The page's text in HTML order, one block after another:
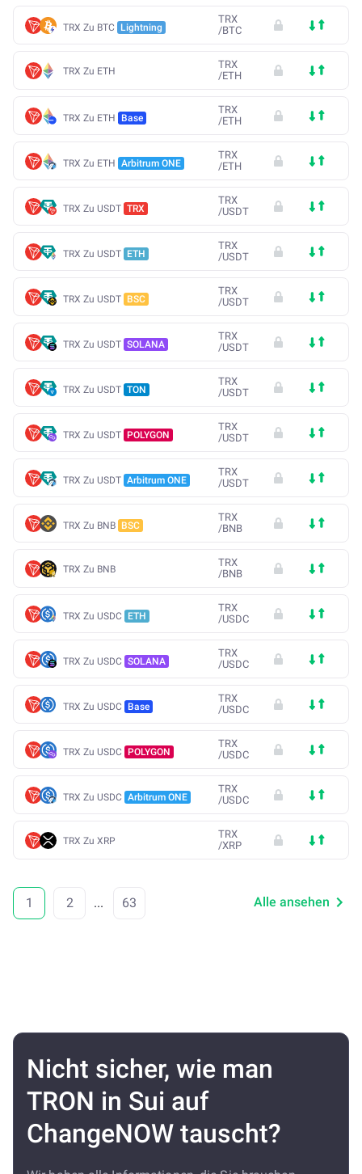
TRX Zu BTC Lightning
TRX
/BTC
TRX Zu ETH
TRX
/ETH
TRX Zu ETH Base
TRX
/ETH
TRX Zu ETH Arbitrum ONE
TRX
/ETH
TRX Zu USDT TRX
TRX
/USDT
TRX Zu USDT ETH
TRX
/USDT
TRX Zu USDT BSC
TRX
/USDT
TRX Zu USDT SOLANA
TRX
/USDT
TRX Zu USDT TON
TRX
/USDT
TRX Zu USDT POLYGON
TRX
/USDT
TRX Zu USDT Arbitrum ONE
TRX
/USDT
TRX Zu BNB BSC
TRX
/BNB
TRX Zu BNB
TRX
/BNB
TRX Zu USDC ETH
TRX
/USDC
TRX Zu USDC SOLANA
TRX
/USDC
TRX Zu USDC Base
TRX
/USDC
TRX Zu USDC POLYGON
TRX
/USDC
TRX Zu USDC Arbitrum ONE
TRX
/USDC
TRX Zu XRP
TRX
/XRP
1 2 ... 63 Alle ansehen
Nicht sicher, wie man
TRON in Sui auf
ChangeNOW tauscht?